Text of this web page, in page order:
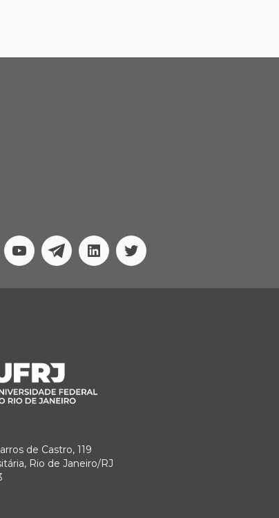
YoutubeTelegramLinkedinTwitter
de Castro, 119
Rio de Janeiro/RJ